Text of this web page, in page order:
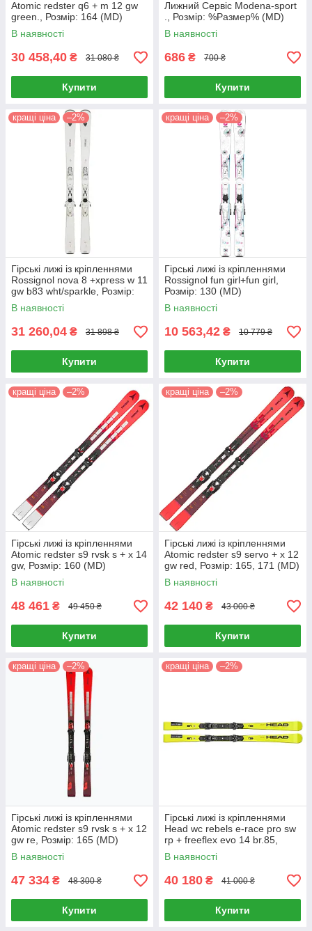
Atomic redster q6 + m 12 gw
green., Розмір: 164 (MD)
В наявності
30 458,40 ₴ 31 080 ₴
Купити
Лижний Сервіс Modena-sport
., Розмір: %Размер% (MD)
В наявності
686 ₴ 700 ₴
Купити
кращі ціна –2%
Гірські лижі із кріпленнями
Rossignol nova 8 +xpress w 11
gw b83 wht/sparkle, Розмір:
149, 156 (MD)
В наявності
31 260,04 ₴ 31 898 ₴
Купити
кращі ціна –2%
Гірські лижі із кріпленнями
Rossignol fun girl+fun girl,
Розмір: 130 (MD)
В наявності
10 563,42 ₴ 10 779 ₴
Купити
кращі ціна –2%
Гірські лижі із кріпленнями
Atomic redster s9 rvsk s + x 14
gw, Розмір: 160 (MD)
В наявності
48 461 ₴ 49 450 ₴
Купити
кращі ціна –2%
Гірські лижі із кріпленнями
Atomic redster s9 servo + x 12
gw red, Розмір: 165, 171 (MD)
В наявності
42 140 ₴ 43 000 ₴
Купити
кращі ціна –2%
Гірські лижі із кріпленнями
Atomic redster s9 rvsk s + x 12
gw re, Розмір: 165 (MD)
В наявності
47 334 ₴ 48 300 ₴
Купити
кращі ціна –2%
Гірські лижі із кріпленнями
Head wc rebels e-race pro sw
rp + freeflex evo 14 br.85,
Розмір: 165, 170 (MD)
В наявності
40 180 ₴ 41 000 ₴
Купити